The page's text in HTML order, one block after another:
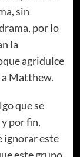
sin
por lo
la
agridulce
a Matthew.
que se
por fin,
ignorar este